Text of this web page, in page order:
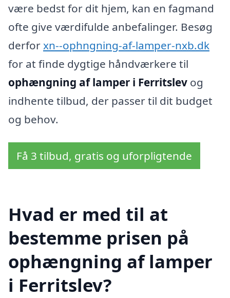
være bedst for dit hjem, kan en fagmand
ofte give værdifulde anbefalinger. Besøg
derforxn--ophngning-af-lamper-nxb.dk
for at finde dygtige håndværkere til
ophængning af lamper i Ferritslev og
indhente tilbud, der passer til dit budget
og behov.
Få 3 tilbud, gratis og uforpligtende
Hvad er med til at
bestemme prisen på
ophængning af lamper
i Ferritslev?